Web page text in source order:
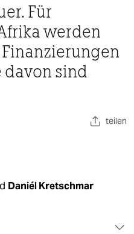
Für
werden
davon sind
teilen
Daniél Kretschmar